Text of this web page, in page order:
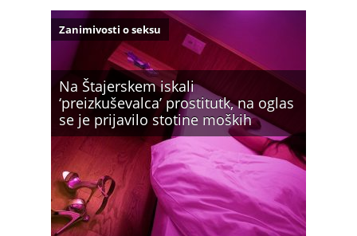
Na Štajerskem iskali
‘preizkuševalca’ prostitutk, na oglas
se je prijavilo stotine moških
Zanimivosti o seksu